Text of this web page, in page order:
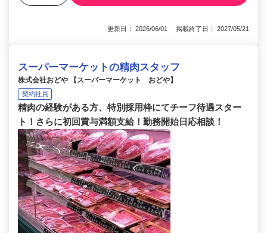
更新日： 2026/06/01 掲載終了日： 2027/05/21
スーパーマーケットの精肉スタッフ
株式会社おどや 【スーパーマーケット おどや】
契約社員
精肉の経験がある方、特別採用枠にてチーフ待遇スター
ト！さらに初回賞与満額支給！勤務開始日応相談！